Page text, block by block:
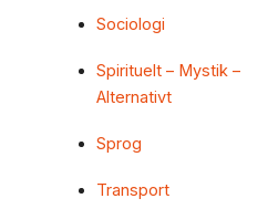
Sociologi
Spirituelt – Mystik –
Alternativt
Sprog
Transport